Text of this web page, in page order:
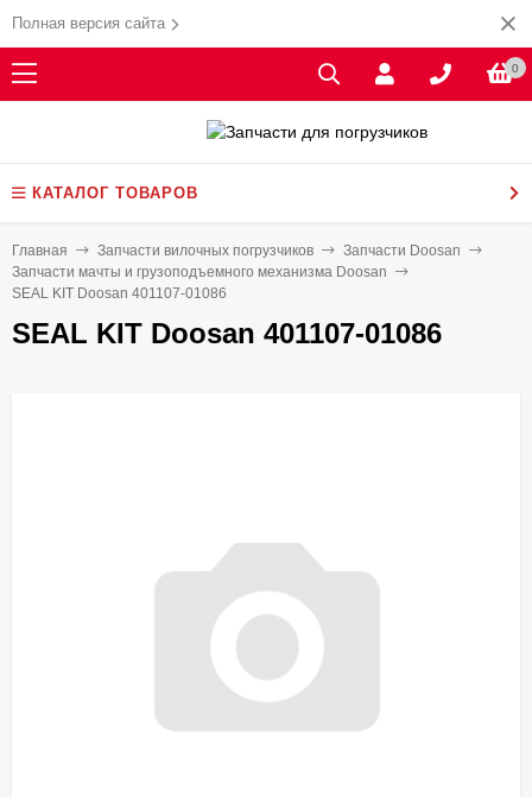
Полная версия сайта
0
КАТАЛОГ ТОВАРОВ
Главная Запчасти вилочных погрузчиков
Запчасти Doosan
Запчасти мачты и грузоподъемного механизма Doosan
SEAL KIT Doosan 401107-01086
SEAL KIT Doosan 401107-01086